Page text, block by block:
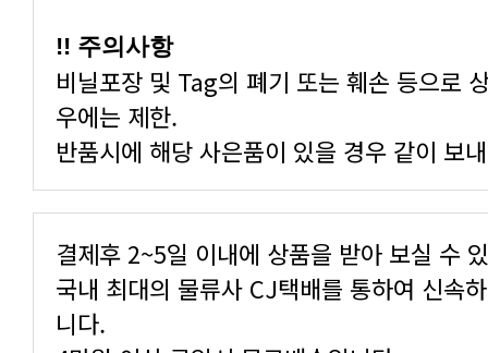
!! 주의사항
비닐포장 및 Tag의 폐기 또는 훼손 등으로
우에는 제한.
반품시에 해당 사은품이 있을 경우 같이 보
결제후 2~5일 이내에 상품을 받아 보실 수
국내 최대의 물류사 CJ택배를 통하여 신속
니다.